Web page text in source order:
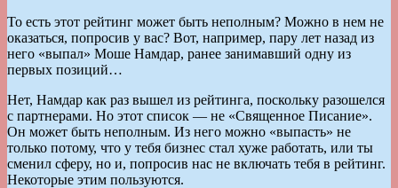
То есть этот рейтинг может быть неполным? Можно в нем не
оказаться, попросив у вас? Вот, например, пару лет назад из
него «выпал» Моше Намдар, ранее занимавший одну из
первых позиций…
Нет, Намдар как раз вышел из рейтинга, поскольку разошелся
с партнерами. Но этот список — не «Священное Писание».
Он может быть неполным. Из него можно «выпасть» не
только потому, что у тебя бизнес стал хуже работать, или ты
сменил сферу, но и, попросив нас не включать тебя в рейтинг.
Некоторые этим пользуются.